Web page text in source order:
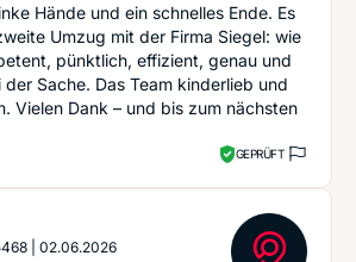
Hände und ein schnelles Ende. Es
Umzug mit der Firma Siegel: wie
pünktlich, effizient, genau und
Sache. Das Team kinderlieb und
Vielen Dank – und bis zum nächsten
GEPRÜFT
02.06.2026